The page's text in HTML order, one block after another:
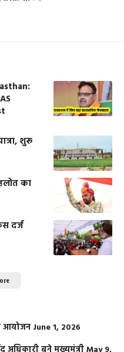
शुरू
का
दर्ज
आयोजन June 1, 2026